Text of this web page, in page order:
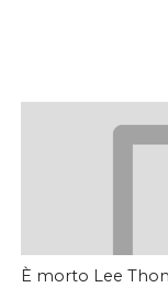
È morto Lee